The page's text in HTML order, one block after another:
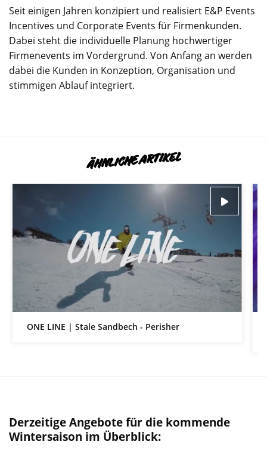
Seit einigen Jahren konzipiert und realisiert E&P Events
Incentives und Corporate Events für Firmenkunden.
Dabei steht die individuelle Planung hochwertiger
Firmenevents im Vordergrund. Von Anfang an werden
dabei die Kunden in Konzeption, Organisation und
stimmigen Ablauf integriert.
ÄHNLICHE ARTIKEL
ONE LINE | Stale Sandbech - Perisher
Derzeitige Angebote für die kommende
Wintersaison im Überblick: